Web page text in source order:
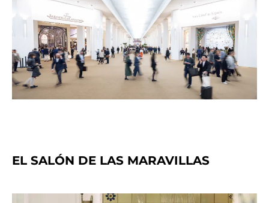
EL SALÓN DE LAS MARAVILLAS